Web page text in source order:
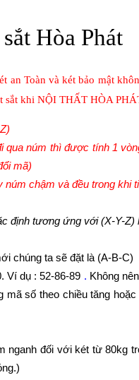
Hòa Phát
an Toàn và két bảo mật
sắt khi NỘI THẤT HÒA
núm thì được tính 1
mã)
chậm và đều trong khi
định tương ứng với (X-Y-Z)
chúng ta sẽ đặt là (A-B-C)
Ví dụ : 52-86-89 . Không
số theo chiều tăng
nganh đối với két từ 80kg